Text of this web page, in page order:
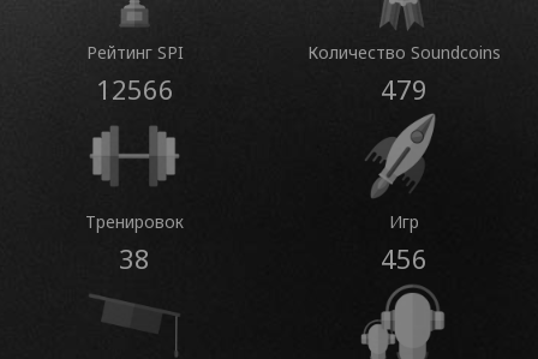
Рейтинг SPI
12566
Количество Soundcoins
479
Тренировок
38
Игр
456